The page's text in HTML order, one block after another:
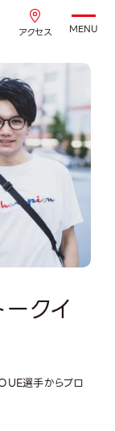
アクセス MENU
クイ
選手からプロ